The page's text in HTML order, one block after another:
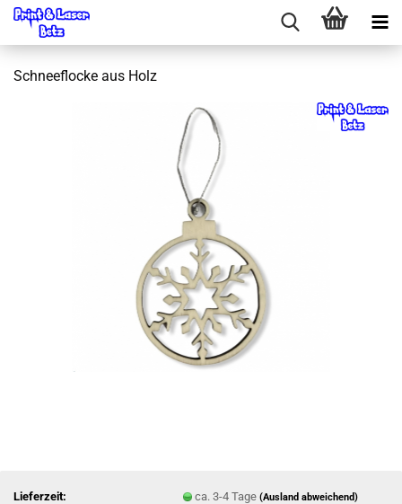
Schneeflocke aus Holz
Lieferzeit: ca. 3-4 Tage(Ausland abweichend)